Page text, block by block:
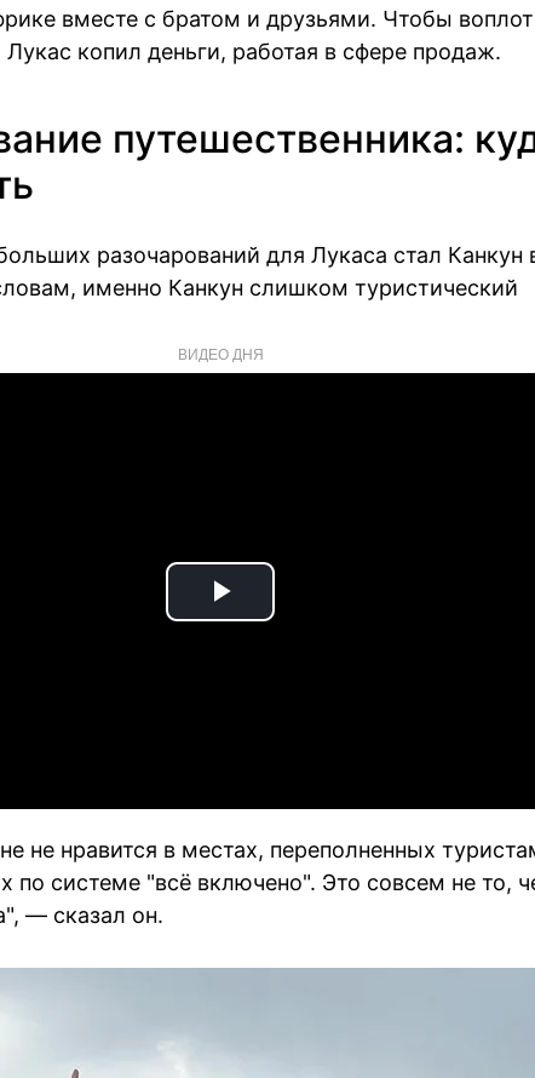
вместе с братом и друзьями. Чтобы
копил деньги, работая в сфере продаж.
путешественника:
разочарований для Лукаса стал Канкун
именно Канкун слишком туристический
ВИДЕО ДНЯ
Play
не нравится в местах, переполненных
по системе "всё включено". Это совсем не то,
— сказал он.